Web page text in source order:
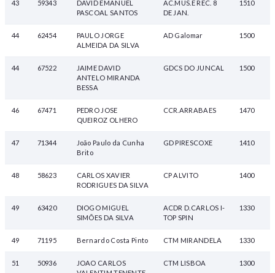
43 59343
DAVID EMANUEL
PASCOAL SANTOS
AC.MUS.E REC. 8
DE JAN.
1510
44 62454
PAULO JORGE
ALMEIDA DA SILVA
AD Galomar 1500
44 67522
JAIME DAVID
ANTELO MIRANDA
BESSA
GDCS DO JUNCAL 1500
46 67471
PEDRO JOSE
QUEIROZ OLHERO
CCR.ARRABAES 1470
47 71344
João Paulo da Cunha
Brito
GD PIRESCOXE 1410
48 58623
CARLOS XAVIER
RODRIGUES DA SILVA
CP ALVITO 1400
49 63420
DIOGO MIGUEL
SIMÕES DA SILVA
ACDR D.CARLOS I-
TOP SPIN
1330
49 71195 Bernardo Costa Pinto CTM MIRANDELA 1330
51 50936
JOAO CARLOS
CTM LISBOA 1300